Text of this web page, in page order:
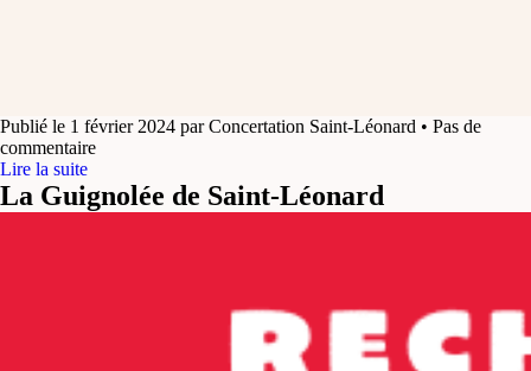
Publié le 1 février 2024 par Concertation Saint-Léonard • Pas de
commentaire
Lire la suite
La Guignolée de Saint-Léonard